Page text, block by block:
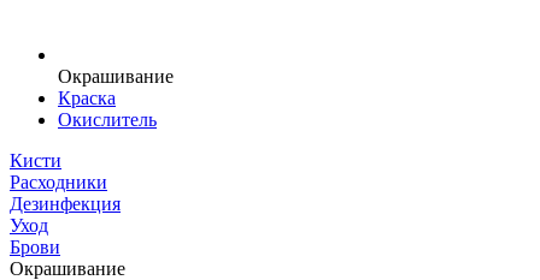
Окрашивание
Краска
Окислитель
Кисти
Расходники
Дезинфекция
Уход
Брови
Окрашивание